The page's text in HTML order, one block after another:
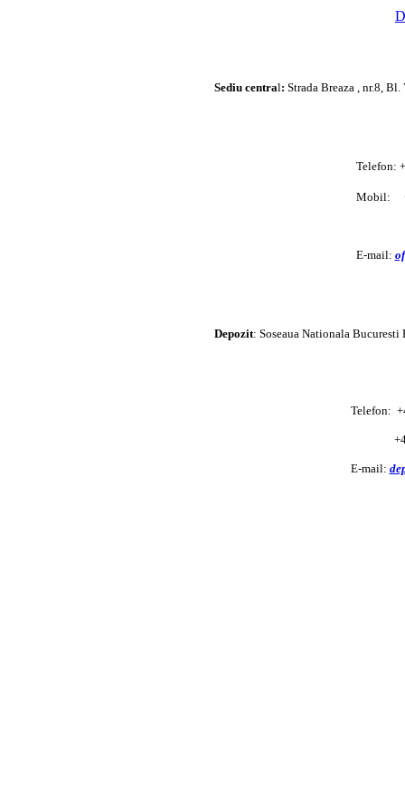
Sediu central: Strada Breaza , nr.8,
Telefon: +
Mobil:
E-mail:
Depozit: Soseaua Nationala
Telefon:
E-mail: